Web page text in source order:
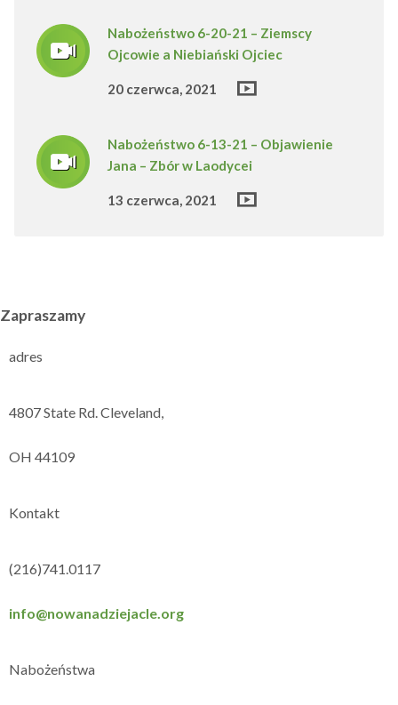
Nabożeństwo 6-20-21 – Ziemscy
Ojcowie a Niebiański Ojciec
20 czerwca, 2021
Nabożeństwo 6-13-21 – Objawienie
Jana – Zbór w Laodycei
13 czerwca, 2021
Zapraszamy
adres
4807 State Rd. Cleveland,
OH 44109
Kontakt
(216)741.0117
info@nowanadziejacle.org
Nabożeństwa